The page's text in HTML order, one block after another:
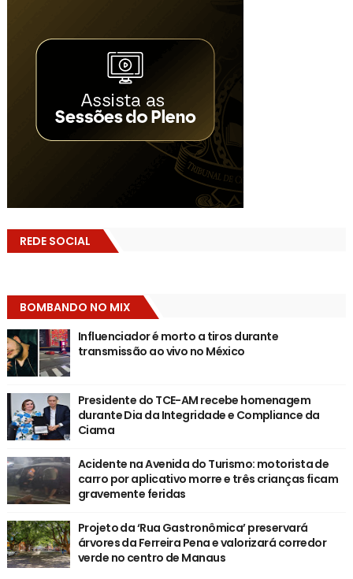
REDE SOCIAL
BOMBANDO NO MIX
Influenciador é morto a tiros durante
transmissão ao vivo no México
Presidente do TCE-AM recebe homenagem
durante Dia da Integridade e Compliance da
Ciama
Acidente na Avenida do Turismo: motorista de
carro por aplicativo morre e três crianças ficam
gravemente feridas
Projeto da ‘Rua Gastronômica’ preservará
árvores da Ferreira Pena e valorizará corredor
verde no centro de Manaus